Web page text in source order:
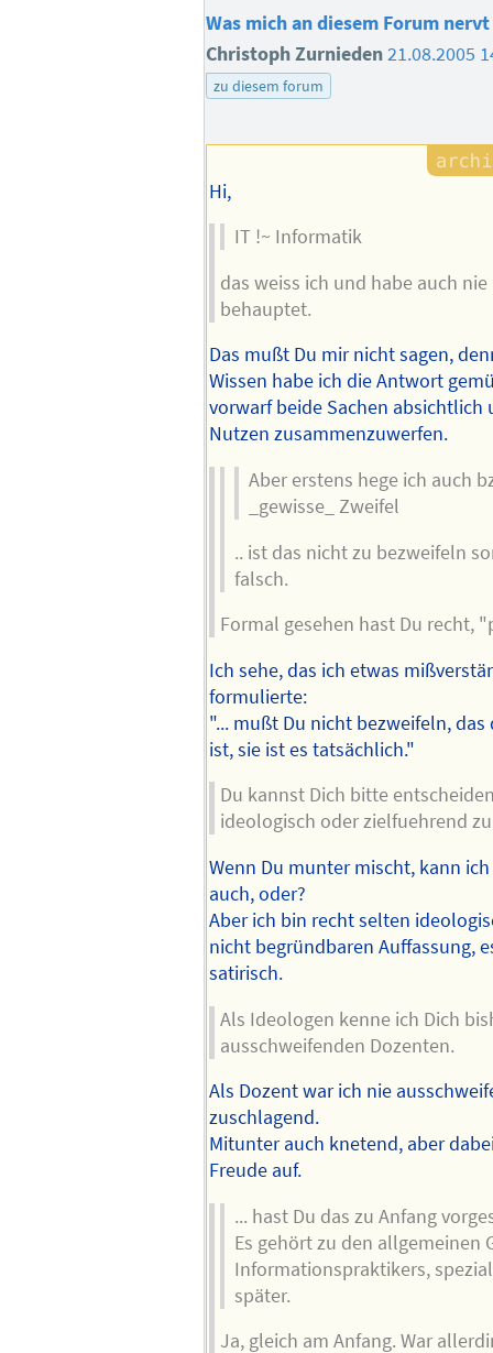
Was mich an diesem Forum nervt
Christoph Zurnieden21.08.2005
zu diesem forum
Hi,
IT !~ Informatik
das weiss ich und habe auch
behauptet.
Das mußt Du mir nicht sagen,
Wissen habe ich die Antwort
vorwarf beide Sachen absichtlich
Nutzen zusammenzuwerfen.
Aber erstens hege ich auch
_gewisse_ Zweifel
.. ist das nicht zu bezweifeln
falsch.
Formal gesehen hast Du recht,
Ich sehe, das ich etwas
formulierte:
"... mußt Du nicht bezweifeln, das
ist, sie ist es tatsächlich."
Du kannst Dich bitte
ideologisch oder zielfuehrend
Wenn Du munter mischt, kann
auch, oder?
Aber ich bin recht selten
nicht begründbaren Auffassung,
satirisch.
Als Ideologen kenne ich Dich
ausschweifenden Dozenten.
Als Dozent war ich nie
zuschlagend.
Mitunter auch knetend, aber
Freude auf.
... hast Du das zu Anfang
Es gehört zu den allgemeinen
Informationspraktikers,
später.
Ja, gleich am Anfang. War